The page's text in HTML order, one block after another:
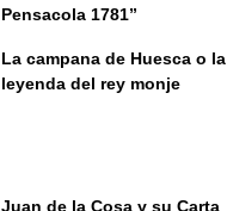
Pensacola 1781”
La campana de Huesca o la
leyenda del rey monje
Juan de la Cosa y su Carta